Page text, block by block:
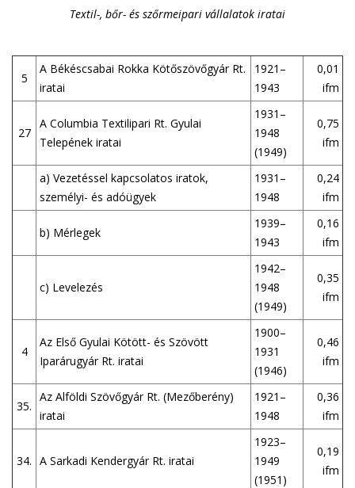
Textil-, bőr- és szőrmeipari vállalatok iratai
5
A Békéscsabai Rokka Kötőszövőgyár Rt.
iratai
1921–
1943
0,01
ifm
27
A Columbia Textilipari Rt. Gyulai
Telepének iratai
1931–
1948
(1949)
0,75
ifm
a) Vezetéssel kapcsolatos iratok,
személyi- és adóügyek
1931–
1948
0,24
ifm
b) Mérlegek
1939–
1943
0,16
ifm
c) Levelezés
1942–
1948
(1949)
0,35
ifm
4
Az Első Gyulai Kötött- és Szövött
Iparárugyár Rt. iratai
1900–
1931
(1946)
0,46
ifm
35.
Az Alföldi Szövőgyár Rt. (Mezőberény)
iratai
1921–
1948
0,36
ifm
34. A Sarkadi Kendergyár Rt. iratai
1923–
1949
(1951)
0,19
ifm